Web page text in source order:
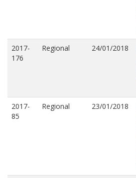
2017-
176
Regional 24/01/2018
2017-
85
Regional 23/01/2018